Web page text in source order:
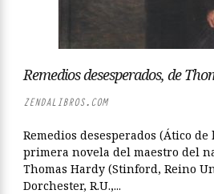
Remedios desesperados, de
ZENDALIBROS.COM
Remedios desesperados (Ático de
primera novela del maestro del
Thomas Hardy (Stinford, Reino
Dorchester, R.U.,...